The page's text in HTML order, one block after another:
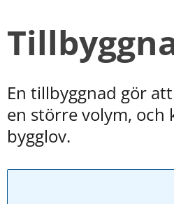
En tillbyggnad gör
en större volym, och
bygglov.
(obligatorisk)
Hur
kan
göra